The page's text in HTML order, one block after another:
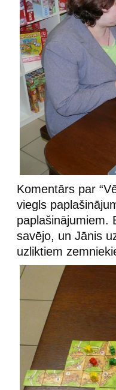
Komentārs par
viegls
paplašinājumiem.
savējo, un Jānis
uzliktiem